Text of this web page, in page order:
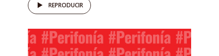
REPRODUCIR